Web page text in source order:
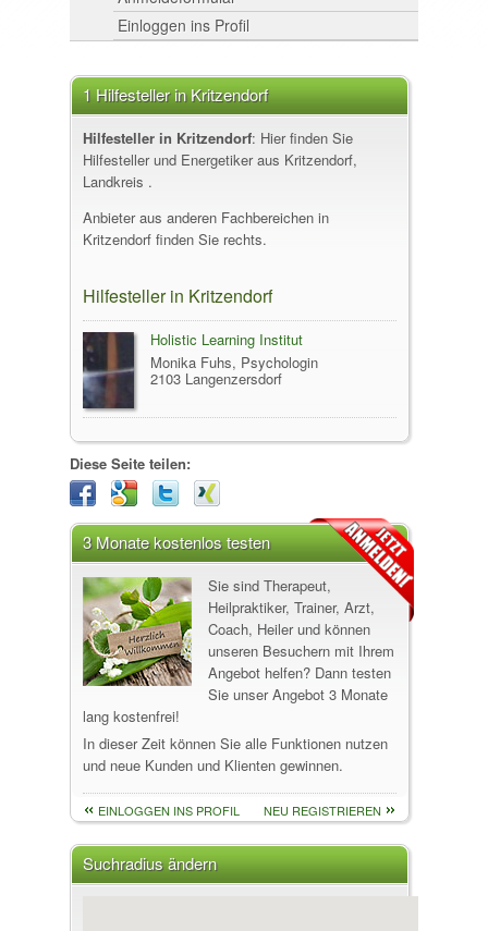
Einloggen ins Profil
1 Hilfesteller in Kritzendorf
Hilfesteller in Kritzendorf: Hier finden Sie
Hilfesteller und Energetiker aus Kritzendorf,
Landkreis .
Anbieter aus anderen Fachbereichen in
Kritzendorf finden Sie rechts.
Hilfesteller in Kritzendorf
Holistic Learning Institut
Monika Fuhs, Psychologin
2103 Langenzersdorf
Diese Seite teilen:
3 Monate kostenlos testen
Sie sind Therapeut,
Heilpraktiker, Trainer, Arzt,
Coach, Heiler und können
unseren Besuchern mit Ihrem
Angebot helfen? Dann testen
Sie unser Angebot 3 Monate
lang kostenfrei!
In dieser Zeit können Sie alle Funktionen nutzen
und neue Kunden und Klienten gewinnen.
EINLOGGEN INS PROFIL NEU REGISTRIEREN
Suchradius ändern